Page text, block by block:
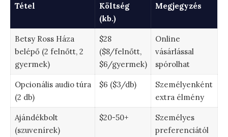
Tétel
Költség
(kb.)
Megjegyzés
Betsy Ross Háza
belépő (2 felnőtt, 2
gyermek)
$28
($8/felnőtt,
$6/gyermek)
Online
vásárlással
spórolhat
Opcionális audio túra
(2 db)
$6 ($3/db)
Személyenként
extra élmény
Ajándékbolt
(szuvenírek)
$20-50+
Személyes
preferenciától